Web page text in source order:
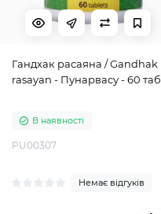
Гандхак расаяна / Gandhak
rasayan - Пунарвасу - 60 таб
В наявності
PU00307
Немає відгуків